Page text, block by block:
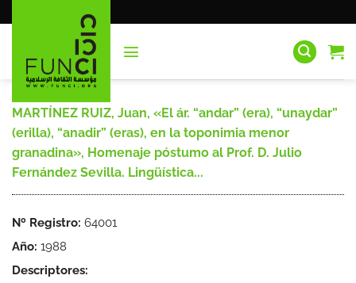
al
MARTÍNEZ RUIZ, Juan, «El ár. “andar” (era), “unaydar”
(erilla), “anadir” (eras), en la toponimia menor
granadina», Homenaje póstumo al Prof. D. Julio
Fernández Sevilla. Lingüística...
Nº Registro: 64001
Año: 1988
Descriptores: